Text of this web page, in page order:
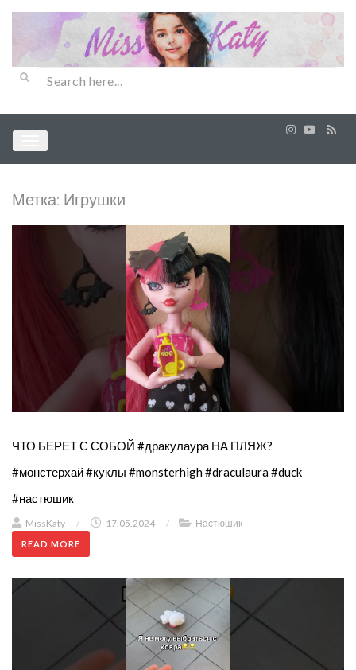
Метка: Игрушки
ЧТО БЕРЕТ С СОБОЙ #дракулаура НА ПЛЯЖ?
#монстерхай #куклы #monsterhigh #draculaura #duck
#настюшик
MissKaty / 17.05.2024 / Настюшик
READ MORE